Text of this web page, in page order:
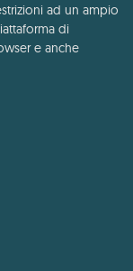
ad un ampio
di
e anche